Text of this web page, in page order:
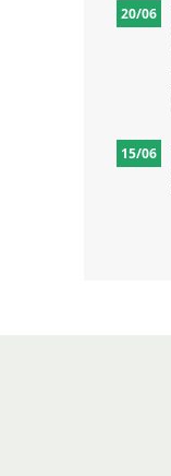
20/06
15/06